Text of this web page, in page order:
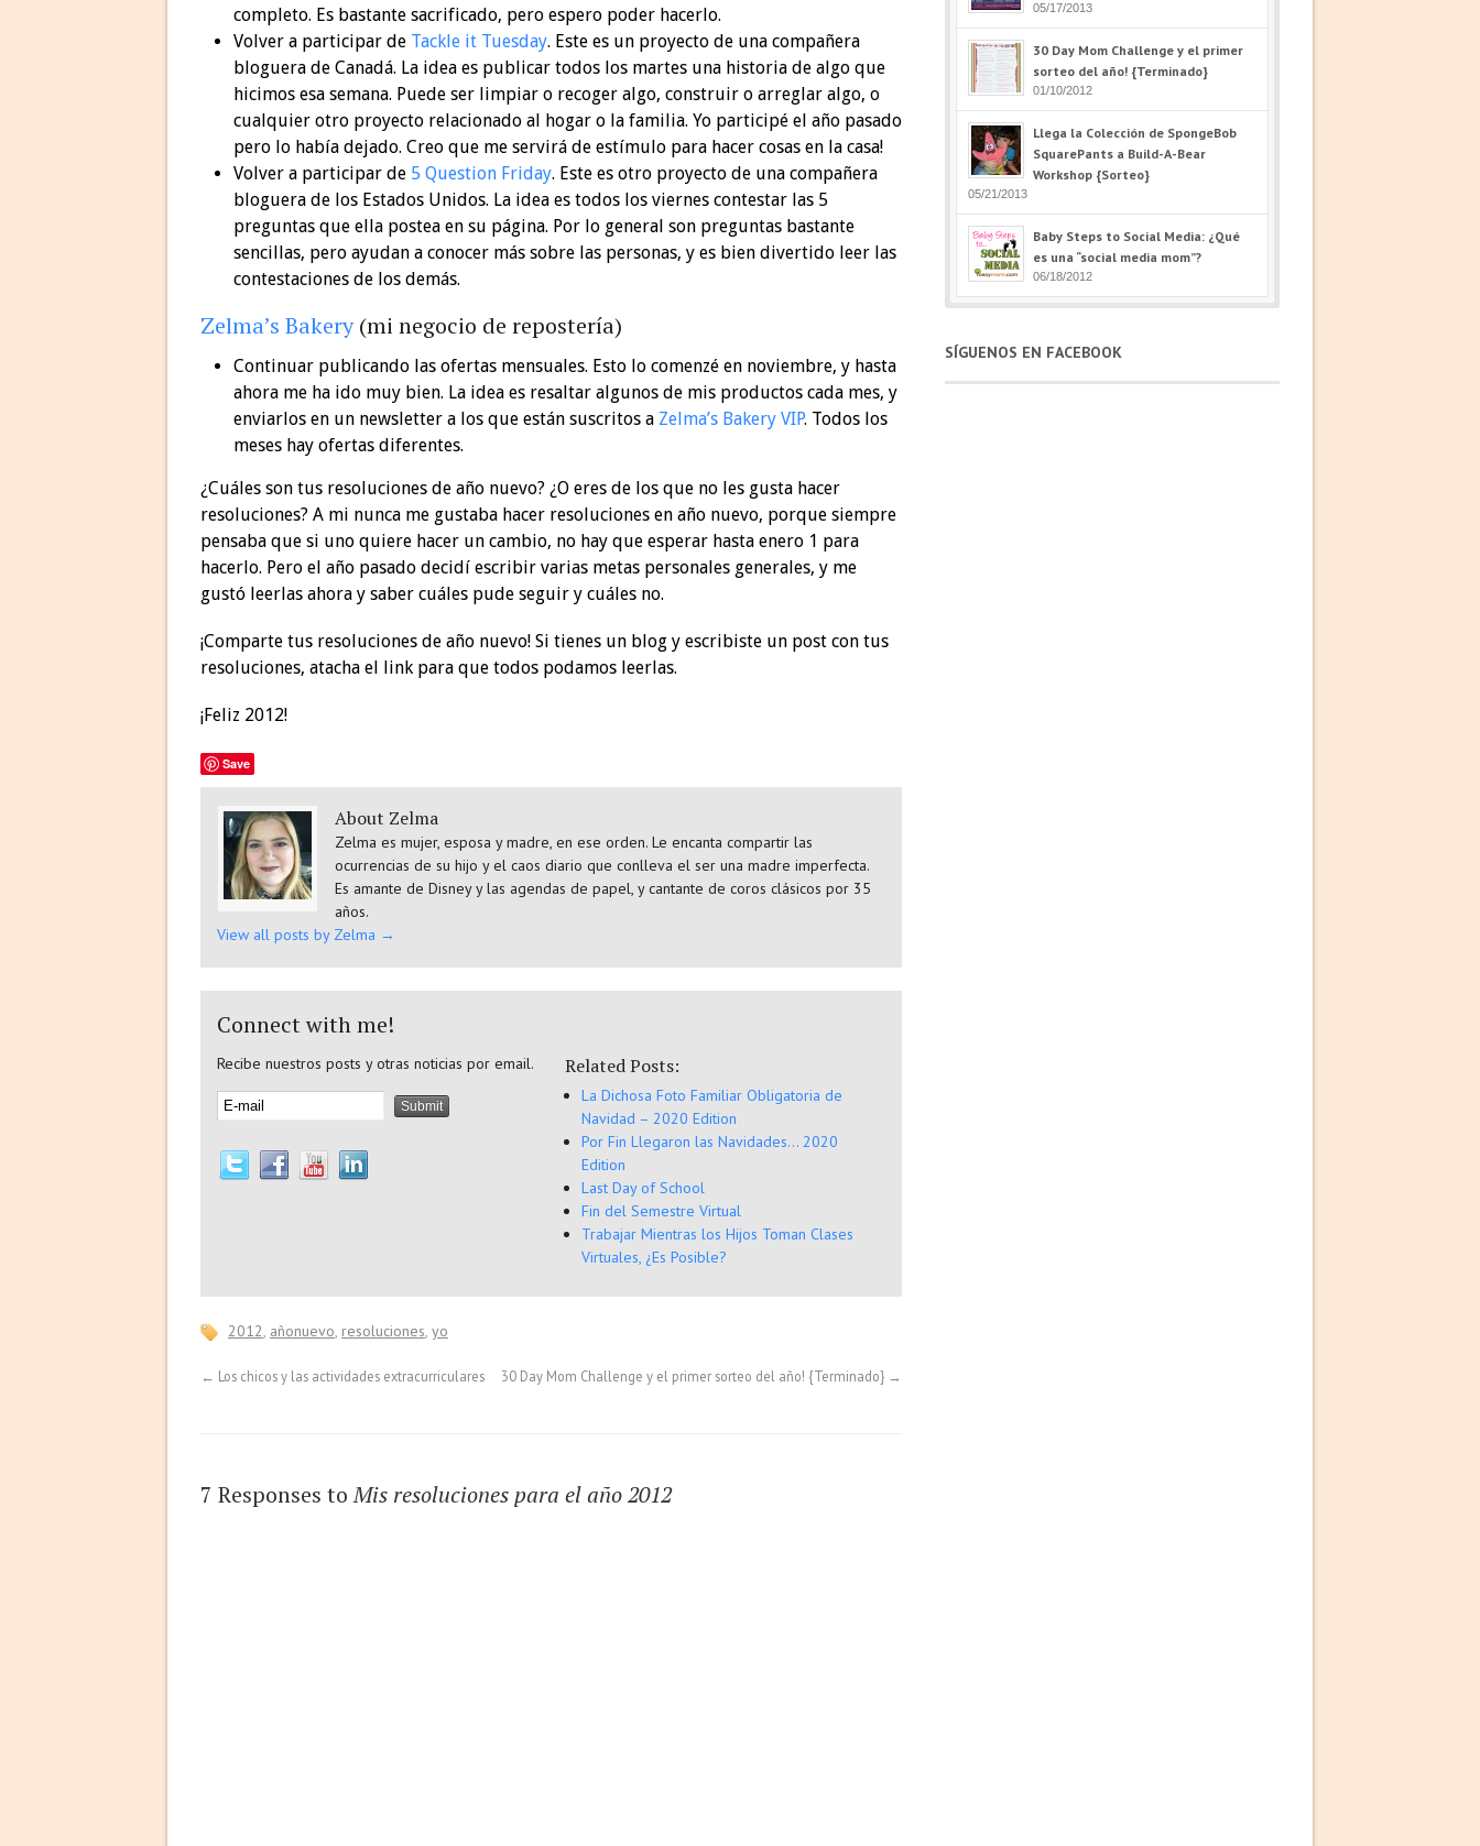
completo. Es bastante sacrificado, pero espero poder hacerlo.
Volver a participar de Tackle it Tuesday. Este es un proyecto de una compañera
bloguera de Canadá. La idea es publicar todos los martes una historia de algo que
hicimos esa semana. Puede ser limpiar o recoger algo, construir o arreglar algo, o
cualquier otro proyecto relacionado al hogar o la familia. Yo participé el año pasado
pero lo había dejado. Creo que me servirá de estímulo para hacer cosas en la casa!
Volver a participar de 5 Question Friday. Este es otro proyecto de una compañera
bloguera de los Estados Unidos. La idea es todos los viernes contestar las 5
preguntas que ella postea en su página. Por lo general son preguntas bastante
sencillas, pero ayudan a conocer más sobre las personas, y es bien divertido leer las
contestaciones de los demás.
Zelma’s Bakery(mi negocio de repostería)
Continuar publicando las ofertas mensuales. Esto lo comenzé en noviembre, y hasta
ahora me ha ido muy bien. La idea es resaltar algunos de mis productos cada mes, y
enviarlos en un newsletter a los que están suscritos a Zelma’s Bakery VIP. Todos los
meses hay ofertas diferentes.
¿Cuáles son tus resoluciones de año nuevo? ¿O eres de los que no les gusta hacer
resoluciones? A mi nunca me gustaba hacer resoluciones en año nuevo, porque siempre
pensaba que si uno quiere hacer un cambio, no hay que esperar hasta enero 1 para
hacerlo. Pero el año pasado decidí escribir varias metas personales generales, y me
gustó leerlas ahora y saber cuáles pude seguir y cuáles no.
¡Comparte tus resoluciones de año nuevo! Si tienes un blog y escribiste un post con tus
resoluciones, atacha el link para que todos podamos leerlas.
¡Feliz 2012!
Save
About Zelma
Zelma es mujer, esposa y madre, en ese orden. Le encanta compartir las
ocurrencias de su hijo y el caos diario que conlleva el ser una madre imperfecta.
Es amante de Disney y las agendas de papel, y cantante de coros clásicos por 35
años.
View all posts by Zelma →
Connect with me!
Recibe nuestros posts y otras noticias por email. Related Posts:
La Dichosa Foto Familiar Obligatoria de
Navidad – 2020 Edition
Por Fin Llegaron las Navidades… 2020
Edition
Last Day of School
Fin del Semestre Virtual
Trabajar Mientras los Hijos Toman Clases
Virtuales, ¿Es Posible?
2012, añonuevo, resoluciones, yo
← Los chicos y las actividades extracurriculares 30 Day Mom Challenge y el primer sorteo del año! {Terminado} →
7 Responses toMis resoluciones para el año 2012
05/17/2013
30 Day Mom Challenge y el primer
sorteo del año! {Terminado}
01/10/2012
Llega la Colección de SpongeBob
SquarePants a Build-A-Bear
Workshop {Sorteo}
05/21/2013
Baby Steps to Social Media: ¿Qué
es una “social media mom”?
06/18/2012
SÍGUENOS EN FACEBOOK